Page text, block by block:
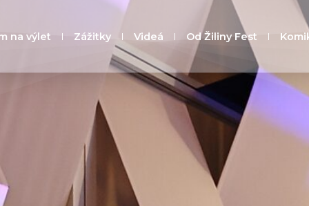
na výlet Zážitky Videá Od Žiliny Fest